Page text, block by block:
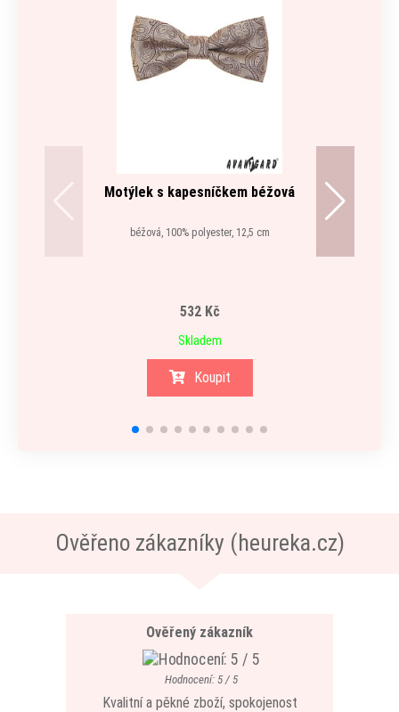
Motýlek s kapesníčkem béžová
béžová, 100% polyester, 12,5 cm
532 Kč
Skladem
Koupit
Ověřeno zákazníky (heureka.cz)
Ověřený zákazník
Hodnocení: 5 / 5
Kvalitní a pěkné zboží, spokojenost